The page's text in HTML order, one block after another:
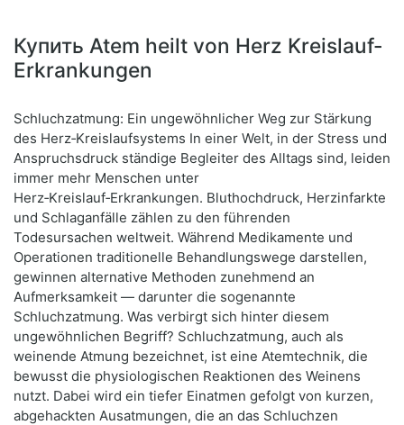
Купить Atem heilt von Herz Kreislauf-
Erkrankungen
Schluchzatmung: Ein ungewöhnlicher Weg zur Stärkung
des Herz‑Kreislaufsystems In einer Welt, in der Stress und
Anspruchsdruck ständige Begleiter des Alltags sind, leiden
immer mehr Menschen unter
Herz‑Kreislauf‑Erkrankungen. Bluthochdruck, Herzinfarkte
und Schlaganfälle zählen zu den führenden
Todesursachen weltweit. Während Medikamente und
Operationen traditionelle Behandlungswege darstellen,
gewinnen alternative Methoden zunehmend an
Aufmerksamkeit — darunter die sogenannte
Schluchzatmung. Was verbirgt sich hinter diesem
ungewöhnlichen Begriff? Schluchzatmung, auch als
weinende Atmung bezeichnet, ist eine Atemtechnik, die
bewusst die physiologischen Reaktionen des Weinens
nutzt. Dabei wird ein tiefer Einatmen gefolgt von kurzen,
abgehackten Ausatmungen, die an das Schluchzen